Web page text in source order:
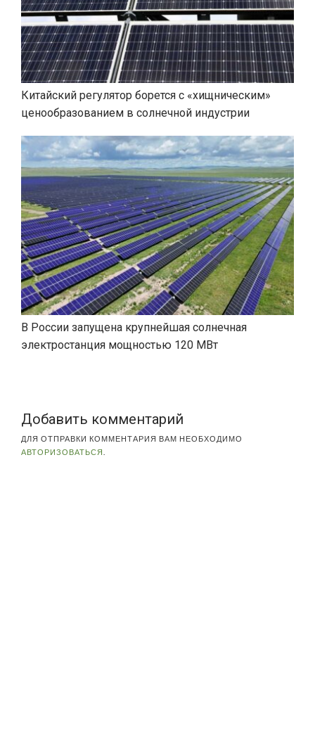
Китайский регулятор борется с «хищническим»
ценообразованием в солнечной индустрии
В России запущена крупнейшая солнечная
электростанция мощностью 120 МВт
Добавить комментарий
ДЛЯ ОТПРАВКИ КОММЕНТАРИЯ ВАМ НЕОБХОДИМО
АВТОРИЗОВАТЬСЯ